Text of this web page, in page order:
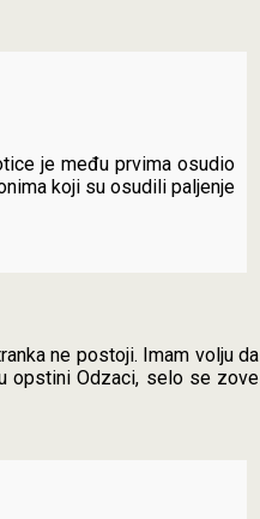
je među prvima osudio
koji su osudili paljenje
ne postoji. Imam volju da
opstini Odzaci, selo se zove